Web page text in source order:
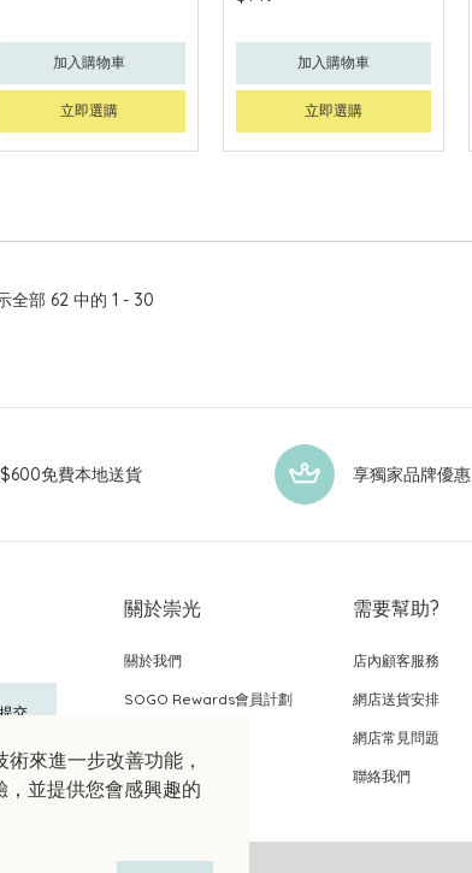
加入購物車
立即選購
加入購物車
立即選購
全部 62 中的 1 - 30
來進一步改善功能，
並提供您會感興趣的
免費本地送貨 享獨家品牌優惠
提交
關於崇光
關於我們
SOGO Rewards會員計劃
需要幫助?
店內顧客服務
網店送貨安排
網店常見問題
聯絡我們